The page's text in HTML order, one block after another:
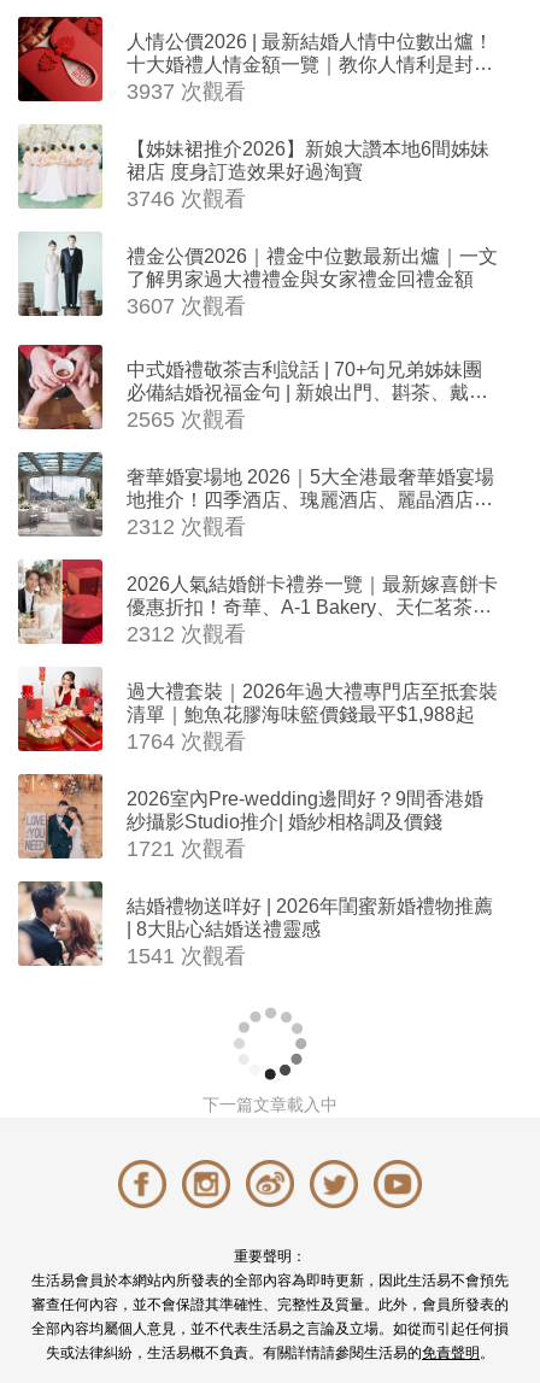
人情公價2026 | 最新結婚人情中位數出爐！
十大婚禮人情金額一覽｜教你人情利是封寫
法
3937 次觀看
【姊妹裙推介2026】新娘大讚本地6間姊妹
裙店 度身訂造效果好過淘寶
3746 次觀看
禮金公價2026｜禮金中位數最新出爐｜一文
了解男家過大禮禮金與女家禮金回禮金額
3607 次觀看
中式婚禮敬茶吉利說話 | 70+句兄弟姊妹團
必備結婚祝福金句 | 新娘出門、斟茶、戴金
器時金句
2565 次觀看
奢華婚宴場地 2026｜5大全港最奢華婚宴場
地推介！四季酒店、瑰麗酒店、麗晶酒店、
Cloud 39、合和酒店 打造夢幻氣派婚禮
2312 次觀看
2026人氣結婚餅卡禮券一覽｜最新嫁喜餅卡
優惠折扣！奇華、A-1 Bakery、天仁茗茶、
ROYCE'、Paul Lafayet、agnès b.
2312 次觀看
過大禮套裝｜2026年過大禮專門店至抵套裝
清單｜鮑魚花膠海味籃價錢最平$1,988起
1764 次觀看
2026室內Pre-wedding邊間好？9間香港婚
紗攝影Studio推介| 婚紗相格調及價錢
1721 次觀看
結婚禮物送咩好 | 2026年閨蜜新婚禮物推薦
| 8大貼心結婚送禮靈感
1541 次觀看
下一篇文章載入中
重要聲明：
生活易會員於本網站內所發表的全部內容為即時更新，因此生活易不會預先
審查任何內容，並不會保證其準確性、完整性及質量。此外，會員所發表的